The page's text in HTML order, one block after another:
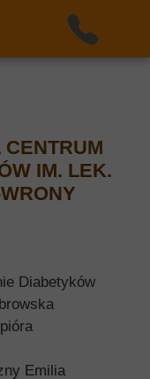
Diabetyków
Emilia
IM. LEK.